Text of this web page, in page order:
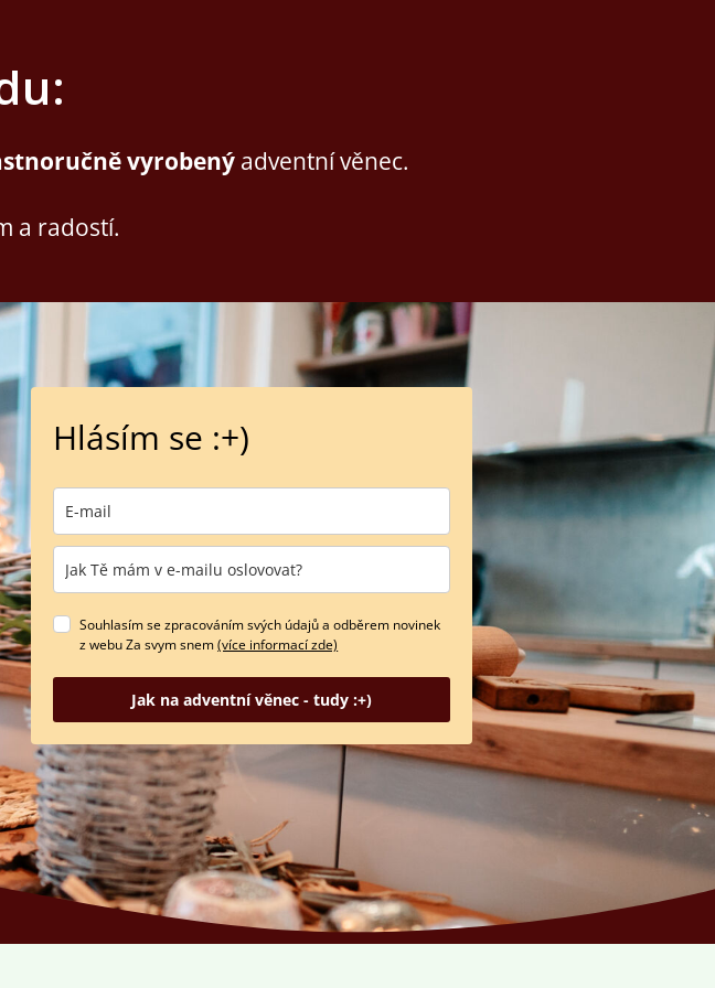
vyrobený adventní věnec.
a radostí.
Hlásím se :+)
Souhlasím se zpracováním svých údajů a odběrem novinek
z webu Za svym snem(více informací zde)
Jak na adventní věnec - tudy :+)